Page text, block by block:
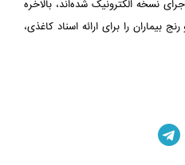
نسخه الکترونیک شده‌اند، بالاخره
بیماران را برای ارائه اسناد کاغذی،